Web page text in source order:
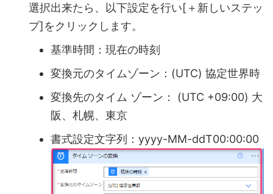
選択出来たら、以下設定を行い[＋新しいステッ
プ]をクリックします。
基準時間：現在の時刻
変換元のタイムゾーン：(UTC) 協定世界時
変換先のタイム ゾーン： (UTC +09:00) 大
阪、札幌、東京
書式設定文字列：yyyy-MM-ddT00:00:00